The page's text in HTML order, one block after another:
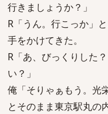
行きましょうか？」
R「うん。行こっか」
手をかけてきた。
R「あ、びっくりした
い？」
俺「そりゃぁもう。光
とそのまま東京駅丸の